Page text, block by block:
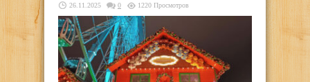
26.11.2025 0 1220 Просмотров